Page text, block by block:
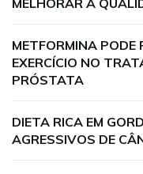
MELHORAR A
METFORMINA PODE
EXERCÍCIO NO
PRÓSTATA
DIETA RICA EM
AGRESSIVOS DE